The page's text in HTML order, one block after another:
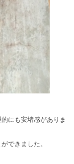
にも安堵感がありま
できました。